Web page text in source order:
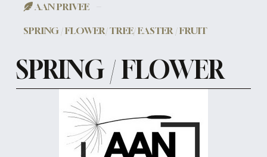
AAN PRIVEE
SPRING / FLOWER/ TREE/ EASTER / FRUIT
SPRING / FLOWER